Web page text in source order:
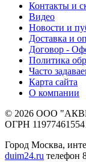
Контакты и
Видео
Новости и
Доставка и
Договор -
Политика
Часто
Карта сайта
О компании
© 2026 ООО
ОГРН
Город Москва,
duim24.ru телефон